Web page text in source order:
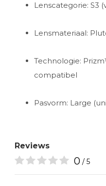
Lenscategorie: S3
Lensmateriaal:
Technologie:
compatibel
Pasvorm: Large
Reviews
0 / 5